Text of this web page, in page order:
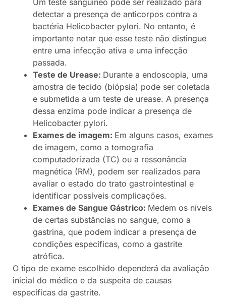
detectar a presença de anticorpos contra a
bactéria Helicobacter pylori. No entanto, é
importante notar que esse teste não distingue
entre uma infecção ativa e uma infecção
passada.
Teste de Urease: Durante a endoscopia, uma
amostra de tecido (biópsia) pode ser coletada
e submetida a um teste de urease. A presença
dessa enzima pode indicar a presença de
Helicobacter pylori.
Exames de imagem: Em alguns casos, exames
de imagem, como a tomografia
computadorizada (TC) ou a ressonância
magnética (RM), podem ser realizados para
avaliar o estado do trato gastrointestinal e
identificar possíveis complicações.
Exames de Sangue Gástrico: Medem os níveis
de certas substâncias no sangue, como a
gastrina, que podem indicar a presença de
condições específicas, como a gastrite
atrófica.
O tipo de exame escolhido dependerá da avaliação
inicial do médico e da suspeita de causas
específicas da gastrite.